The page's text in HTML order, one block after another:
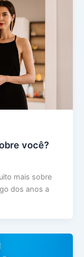
você?
mais sobre
dos anos a